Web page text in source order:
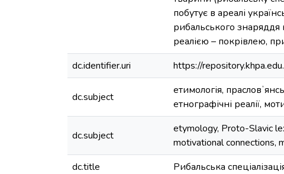
побутує в ареалі
рибальського
реалією – покрівлею,
dc.identifier.uri https://
dc.subject
етимологія,
етнографічні реалії,
dc.subject
etymology, Proto-Slavic
motivational connections,
dc.title Рибальська